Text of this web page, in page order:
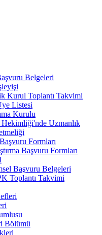
Belgeleri
Kurul Toplantı Takvimi
Listesi
Kurulu
Hekimliği'nde Uzmanlık
Formları
Başvuru Formları
Başvuru Belgeleri
Toplantı Takvimi
Bölümü